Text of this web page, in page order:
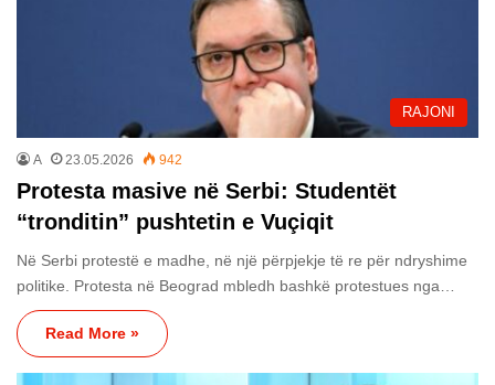
RAJONI
A 23.05.2026 942
Protesta masive në Serbi: Studentët
“tronditin” pushtetin e Vuçiqit
Në Serbi protestë e madhe, në një përpjekje të re për ndryshime
politike. Protesta në Beograd mbledh bashkë protestues nga…
Read More »